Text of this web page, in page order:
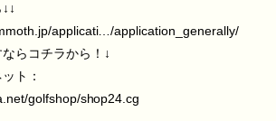
applicati…/application_generally/
らコチラから！↓
ト：
golfshop/shop24.cg